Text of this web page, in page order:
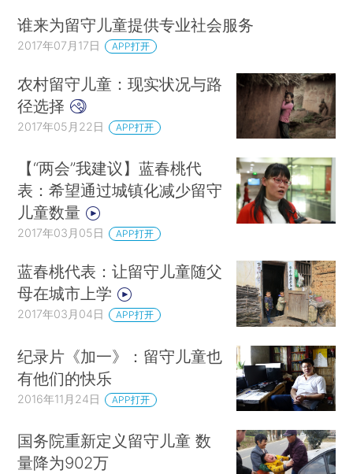
谁来为留守儿童提供专业社会服务
2017年07月17日 APP打开
农村留守儿童：现实状况与路
径选择
2017年05月22日 APP打开
【“两会”我建议】蓝春桃代
表：希望通过城镇化减少留守
儿童数量
2017年03月05日 APP打开
蓝春桃代表：让留守儿童随父
母在城市上学
2017年03月04日 APP打开
纪录片《加一》：留守儿童也
有他们的快乐
2016年11月24日 APP打开
国务院重新定义留守儿童 数
量降为902万